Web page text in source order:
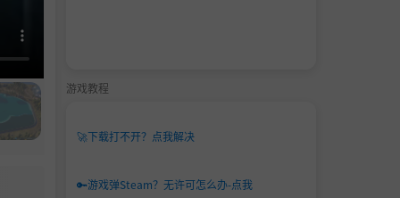
游戏教程
🚀下载打不开？点我解决
🔑游戏弹Steam？无许可怎么办-点我